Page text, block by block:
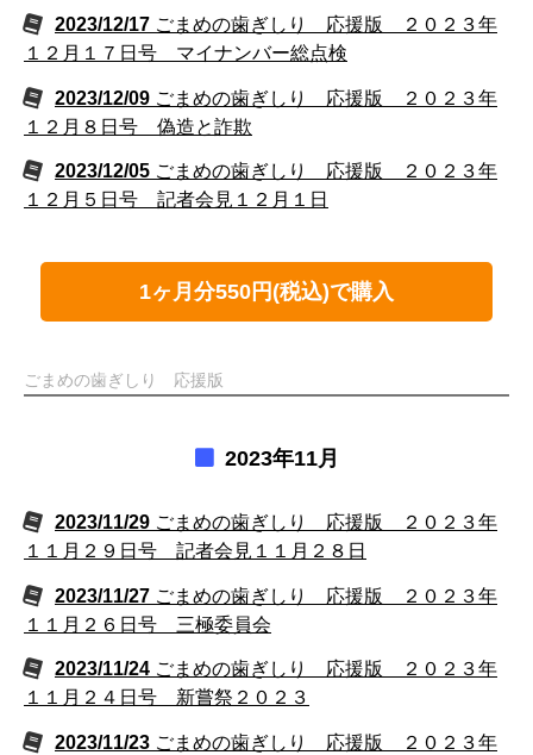
2023/12/17 ごまめの歯ぎしり 応援版 ２０２３年
１２月１７日号 マイナンバー総点検
2023/12/09 ごまめの歯ぎしり 応援版 ２０２３年
１２月８日号 偽造と詐欺
2023/12/05 ごまめの歯ぎしり 応援版 ２０２３年
１２月５日号 記者会見１２月１日
1ヶ月分550円(税込)で購入
ごまめの歯ぎしり 応援版
2023年11月
2023/11/29 ごまめの歯ぎしり 応援版 ２０２３年
１１月２９日号 記者会見１１月２８日
2023/11/27 ごまめの歯ぎしり 応援版 ２０２３年
１１月２６日号 三極委員会
2023/11/24 ごまめの歯ぎしり 応援版 ２０２３年
１１月２４日号 新嘗祭２０２３
2023/11/23 ごまめの歯ぎしり 応援版 ２０２３年